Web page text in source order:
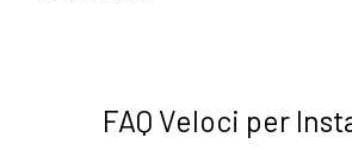
FAQ Veloci per